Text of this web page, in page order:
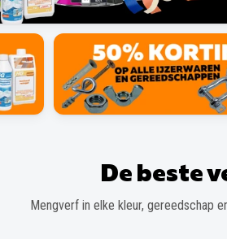
De beste
Mengverf in elke kleur, gereedschap